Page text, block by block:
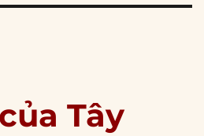
Tây